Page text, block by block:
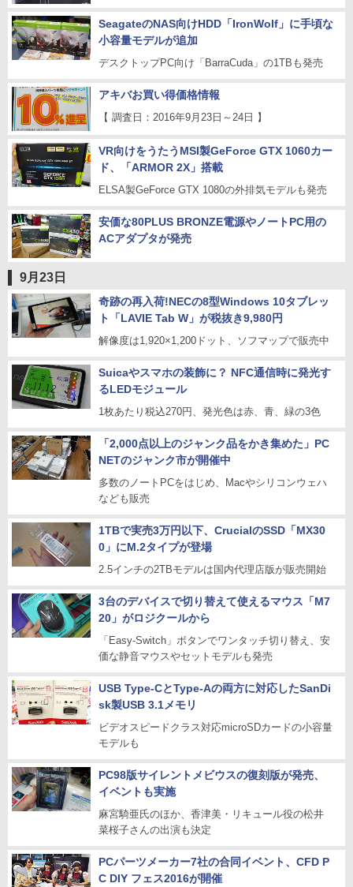
SeagateのNAS向けHDD「IronWolf」に手頃な
小容量モデルが追加
デスクトップPC向け「BarraCuda」の1TBも発売
アキバお買い得価格情報
【 調査日：2016年9月23日～24日 】
VR向けをうたうMSI製GeForce GTX 1060カー
ド、「ARMOR 2X」搭載
ELSA製GeForce GTX 1080の外排気モデルも発売
安価な80PLUS BRONZE電源やノートPC用の
ACアダプタが発売
9月23日
奇跡の再入荷!NECの8型Windows 10タブレッ
ト「LAVIE Tab W」が税抜き9,980円
解像度は1,920×1,200ドット、ソフマップで販売中
Suicaやスマホの装飾に？ NFC通信時に発光す
るLEDモジュール
1枚あたり税込270円、発光色は赤、青、緑の3色
「2,000点以上のジャンク品をかき集めた」PC
NETのジャンク市が開催中
多数のノートPCをはじめ、Macやシリコンウェハ
なども販売
1TBで実売3万円以下、CrucialのSSD「MX30
0」にM.2タイプが登場
2.5インチの2TBモデルは国内代理店版が販売開始
3台のデバイスで切り替えて使えるマウス「M7
20」がロジクールから
「Easy-Switch」ボタンでワンタッチ切り替え、安
価な静音マウスやセットモデルも発売
USB Type-CとType-Aの両方に対応したSanDi
sk製USB 3.1メモリ
ビデオスピードクラス対応microSDカードの小容量
モデルも
PC98版サイレントメビウスの復刻版が発売、
イベントも実施
麻宮騎亜氏のほか、香津美・リキュール役の松井
菜桜子さんの出演も決定
PCパーツメーカー7社の合同イベント、CFD P
C DIY フェス2016が開催